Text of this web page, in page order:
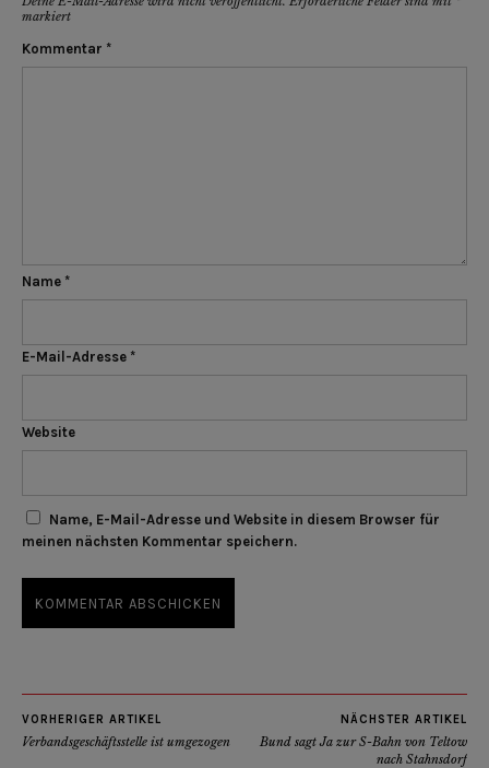
markiert
Kommentar *
Name *
E-Mail-Adresse *
Website
Name, E-Mail-Adresse und Website in diesem Browser für
meinen nächsten Kommentar speichern.
VORHERIGER ARTIKEL
Verbandsgeschäftsstelle ist umgezogen
NÄCHSTER ARTIKEL
Bund sagt Ja zur S-Bahn von Teltow
nach Stahnsdorf